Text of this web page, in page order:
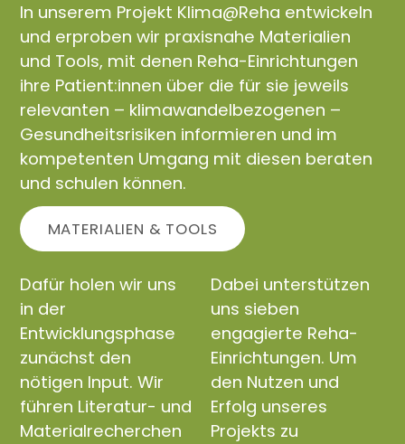
In unserem Projekt Klima@Reha entwickeln
und erproben wir praxisnahe Materialien
und Tools, mit denen Reha-Einrichtungen
ihre Patient:innen über die für sie jeweils
relevanten – klimawandelbezogenen –
Gesundheitsrisiken informieren und im
kompetenten Umgang mit diesen beraten
und schulen können.
MATERIALIEN & TOOLS
Dafür holen wir uns
in der
Entwicklungsphase
zunächst den
nötigen Input. Wir
führen Literatur- und
Materialrecherchen
Dabei unterstützen
uns sieben
engagierte Reha-
Einrichtungen. Um
den Nutzen und
Erfolg unseres
Projekts zu